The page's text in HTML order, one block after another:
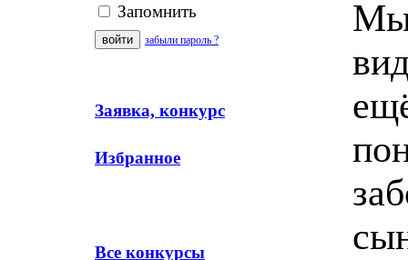
Запомнить
забыли пароль ?
Заявка, конкурс
Избранное
Все конкурсы
Мы